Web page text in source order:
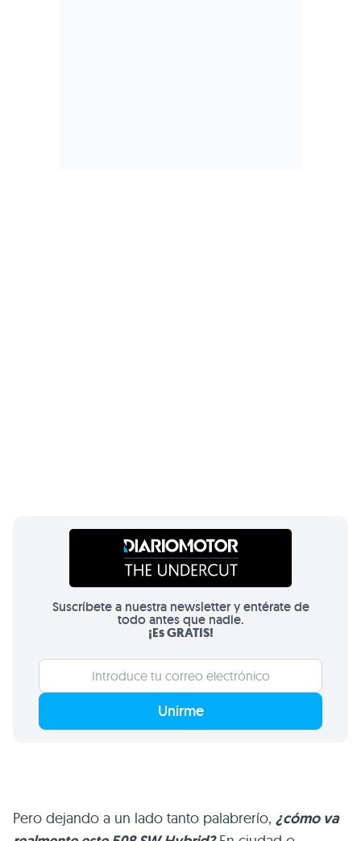
Suscríbete a nuestra newsletter y entérate de
todo antes que nadie.
¡Es GRATIS!
Unirme
Pero dejando a un lado tanto palabrerío, ¿cómo va